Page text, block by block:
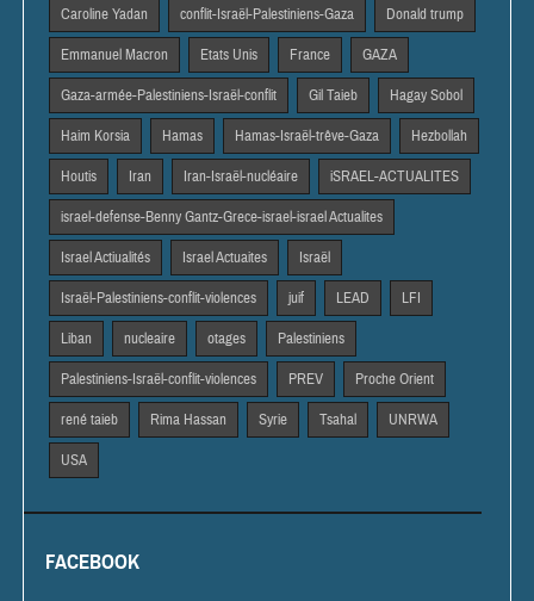
Caroline Yadan conflit-Israël-Palestiniens-Gaza Donald trump
Emmanuel Macron Etats Unis France GAZA
Gaza-armée-Palestiniens-Israël-conflit Gil Taieb Hagay Sobol
Haim Korsia Hamas Hamas-Israël-trêve-Gaza Hezbollah
Houtis Iran Iran-Israël-nucléaire iSRAEL-ACTUALITES
israel-defense-Benny Gantz-Grece-israel-israel Actualites
Israel Actiualités Israel Actuaites Israël
Israël-Palestiniens-conflit-violences juif LEAD LFI
Liban nucleaire otages Palestiniens
Palestiniens-Israël-conflit-violences PREV Proche Orient
rené taieb Rima Hassan Syrie Tsahal UNRWA
USA
FACEBOOK